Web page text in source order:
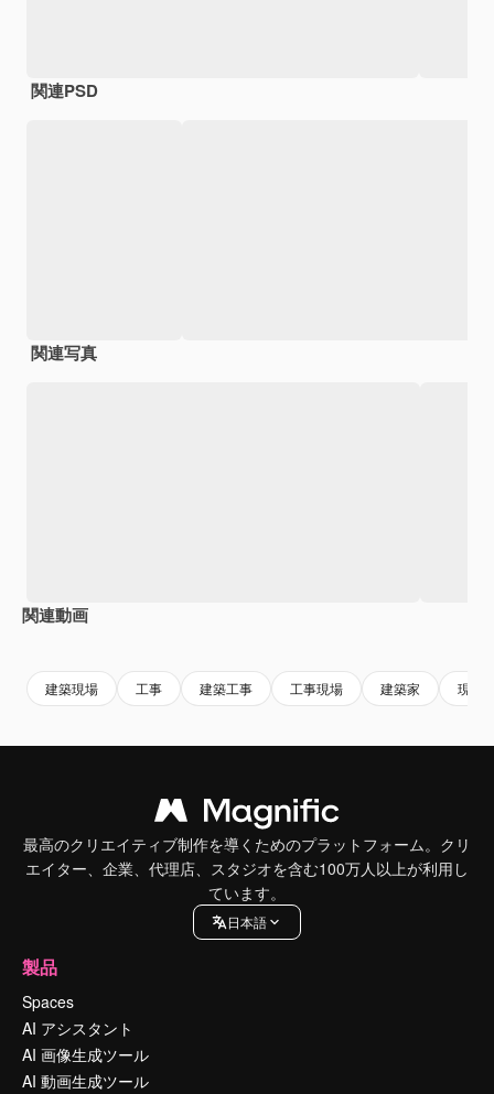
関連PSD
関連写真
関連動画
建築現場 工事 建築工事 工事現場 建築家 現場
最高のクリエイティブ制作を導くためのプラットフォーム。クリ
エイター、企業、代理店、スタジオを含む100万人以上が利用し
ています。
日本語
製品
Spaces
AI アシスタント
AI 画像生成ツール
AI 動画生成ツール